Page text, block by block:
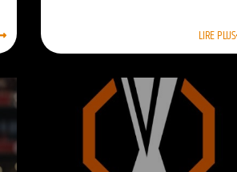
LIRE PLUS